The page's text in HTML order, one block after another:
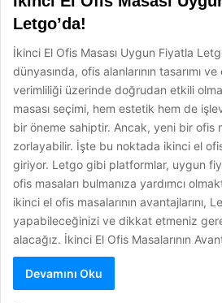
Letgo’da!
İkinci El Ofis Masası Uygun Fiyatla
dünyasında, ofis alanlarının tasarımı
verimliliği üzerinde doğrudan etkili
masası seçimi, hem estetik hem de
bir öneme sahiptir. Ancak, yeni bir ofis
zorlayabilir. İşte bu noktada ikinci el
giriyor. Letgo gibi platformlar, uygun
ofis masaları bulmanıza yardımcı
ikinci el ofis masalarının avantajlarını,
yapabileceğinizi ve dikkat etmeniz
alacağız. İkinci El Ofis Masalarının
Devamını Oku